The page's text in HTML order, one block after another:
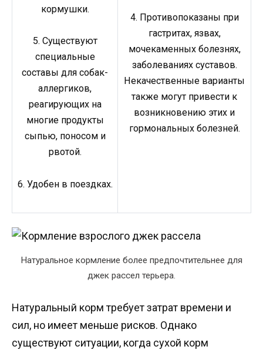
кормушки.
5. Существуют
специальные
составы для собак-
аллергиков,
реагирующих на
многие продукты
сыпью, поносом и
рвотой.
6. Удобен в поездках.
4. Противопоказаны при
гастритах, язвах,
мочекаменных болезнях,
заболеваниях суставов.
Некачественные варианты
также могут привести к
возникновению этих и
гормональных болезней.
Натуральное кормление более предпочтительнее для
джек рассел терьера.
Натуральный корм требует затрат времени и
сил, но имеет меньше рисков. Однако
существуют ситуации, когда сухой корм